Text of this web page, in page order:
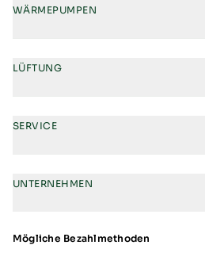
WÄRMEPUMPEN
LÜFTUNG
SERVICE
UNTERNEHMEN
Mögliche Bezahlmethoden